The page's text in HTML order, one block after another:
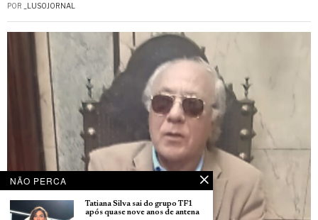
POR _LUSOJORNAL
NÃO PERCA
Tatiana Silva sai do grupo TF1
após quase nove anos de antena